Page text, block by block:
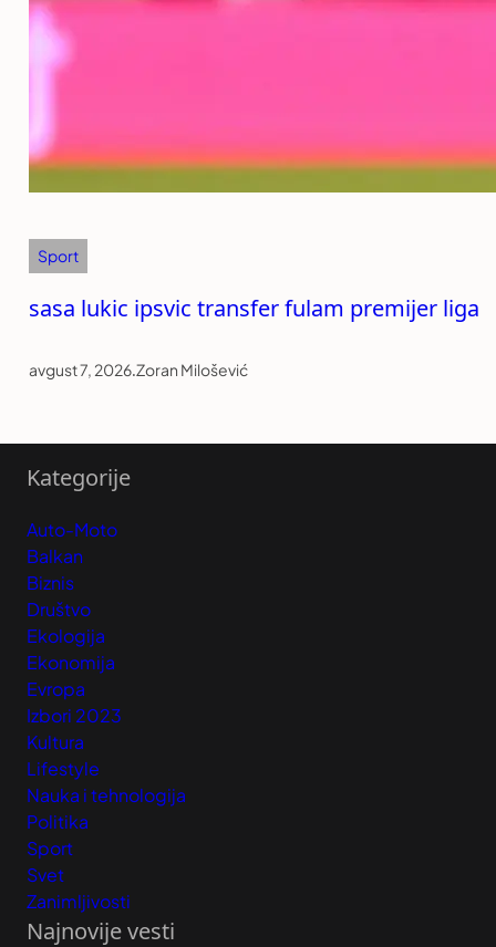
Sport
sasa lukic ipsvic transfer fulam premijer liga
avgust 7, 2026.Zoran Milošević
Kategorije
Auto-Moto
Balkan
Biznis
Društvo
Ekologija
Ekonomija
Evropa
Izbori 2023
Kultura
Lifestyle
Nauka i tehnologija
Politika
Sport
Svet
Zanimljivosti
Najnovije vesti